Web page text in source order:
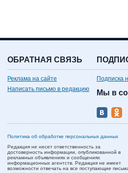
ОБРАТНАЯ СВЯЗЬ
Реклама на сайте
Написать письмо в редакцию
Подписка
Мы в
Политика об обработке персональных данных
Редакция не несет ответственность за
достоверность информации, опубликованной в
рекламных объявлениях и сообщениях
информационных агентств. Редакция не имеет
возможности отвечать на все поступающие